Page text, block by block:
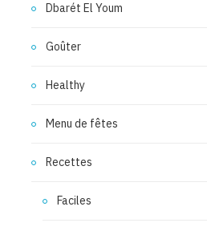
Dbarét El Youm
Goûter
Healthy
Menu de fêtes
Recettes
Faciles